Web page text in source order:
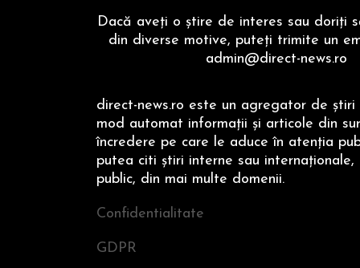
Dacă aveţi o ştire de interes sau doriţi
din diverse motive, puteţi trimite un
admin@direct-news.ro
direct-news.ro este un agregator de ştiri
mod automat informaţii şi articole din
încredere pe care le aduce în atenţia
putea citi ştiri interne sau internaţionale,
public, din mai multe domenii.
Confidentialitate
GDPR